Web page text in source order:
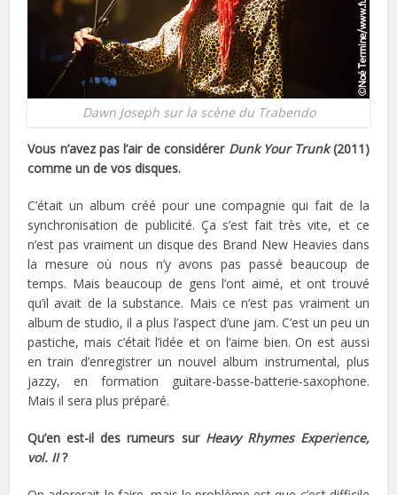
Dawn Joseph sur la scène du Trabendo
Vous n’avez pas l’air de considérer Dunk Your Trunk(2011)
comme un de vos disques.
C’était un album créé pour une compagnie qui fait de la
synchronisation de publicité. Ça s’est fait très vite, et ce
n’est pas vraiment un disque des Brand New Heavies dans
la mesure où nous n’y avons pas passé beaucoup de
temps. Mais beaucoup de gens l’ont aimé, et ont trouvé
qu’il avait de la substance. Mais ce n’est pas vraiment un
album de studio, il a plus l’aspect d’une jam. C’est un peu un
pastiche, mais c’était l’idée et on l’aime bien. On est aussi
en train d’enregistrer un nouvel album instrumental, plus
jazzy, en formation guitare-basse-batterie-saxophone.
Mais il sera plus préparé.
Qu’en est-il des rumeurs sur Heavy Rhymes Experience,
vol. II?